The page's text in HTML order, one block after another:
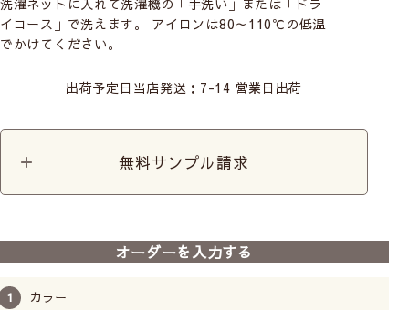
《イエロー》
イコース」で洗えます。 アイロンは80～110℃の低温
でかけてください。
クッション出荷予定日 当店発送：7-14 営業日出荷
無料サンプル請求
オーダーを入力する
カラー